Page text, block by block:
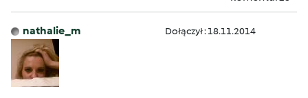
nathalie_m Dołączył : 18.11.2014